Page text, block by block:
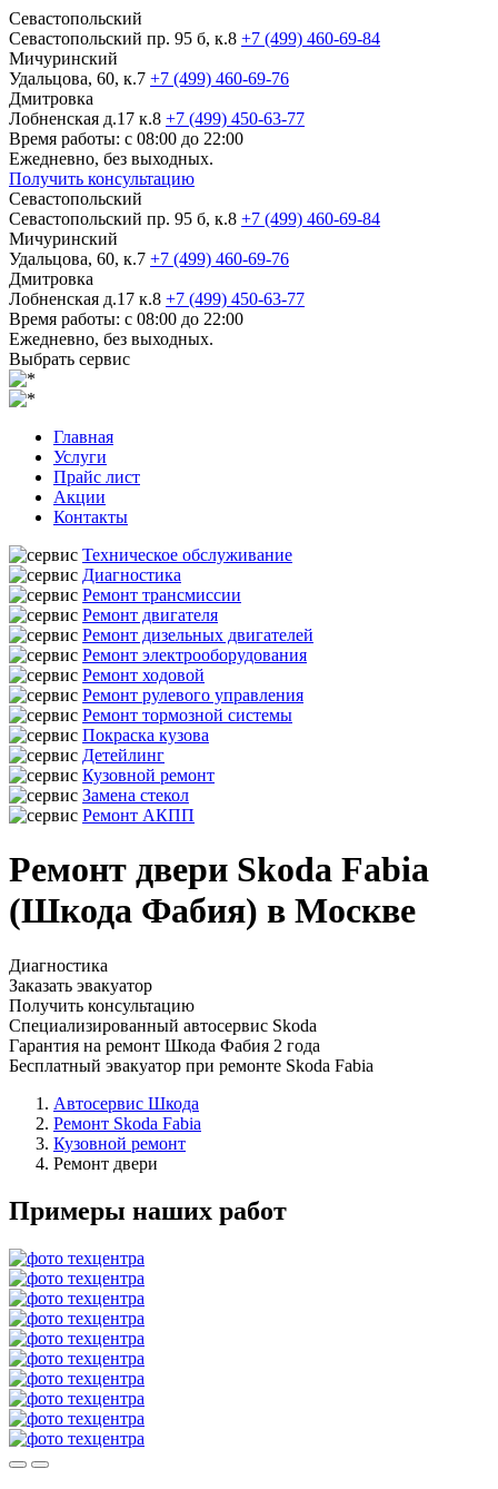
Севастопольский
Севастопольский пр. 95 б, к.8 +7 (499) 460-69-84
Мичуринский
Удальцова, 60, к.7 +7 (499) 460-69-76
Дмитровка
Лобненская д.17 к.8 +7 (499) 450-63-77
Время работы: с 08:00 до 22:00
Ежедневно, без выходных.
Получить консультацию
Севастопольский
Севастопольский пр. 95 б, к.8 +7 (499) 460-69-84
Мичуринский
Удальцова, 60, к.7 +7 (499) 460-69-76
Дмитровка
Лобненская д.17 к.8 +7 (499) 450-63-77
Время работы: с 08:00 до 22:00
Ежедневно, без выходных.
Выбрать сервис
Главная
Услуги
Прайс лист
Акции
Контакты
Техническое обслуживание
Диагностика
Ремонт трансмиссии
Ремонт двигателя
Ремонт дизельных двигателей
Ремонт электрооборудования
Ремонт ходовой
Ремонт рулевого управления
Ремонт тормозной системы
Покраска кузова
Детейлинг
Кузовной ремонт
Замена стекол
Ремонт АКПП
Ремонт двери Skoda Fabia
(Шкода Фабия) в Москве
Диагностика
Заказать эвакуатор
Получить консультацию
Специализированный автосервис Skoda
Гарантия на ремонт Шкода Фабия 2 года
Бесплатный эвакуатор при ремонте Skoda Fabia
Автосервис Шкода
Ремонт Skoda Fabia
Кузовной ремонт
Ремонт двери
Примеры наших работ